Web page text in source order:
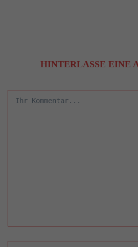
HINTERLASSE EINE
Comment